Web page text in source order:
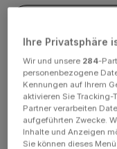
Ihre Privatsphäre
Wir und unsere 284-
personenbezogene
Kennungen auf Ihrem
aktivieren Sie Tracking-
Partner verarbeiten
aufgeführten Zwecke.
Inhalte und Anzeigen
Sie können dieses